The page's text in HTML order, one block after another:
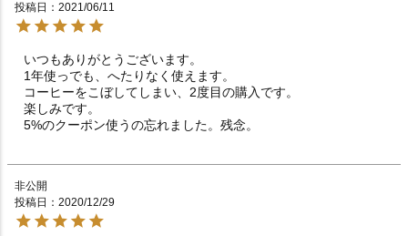
投稿日
2021/06/11
いつもありがとうございます。
1年使っでも、へたりなく使えます。
コーヒーをこぼしてしまい、2度目の購入です。
楽しみです。
5%のクーポン使うの忘れました。残念。
非公開
投稿日
2020/12/29